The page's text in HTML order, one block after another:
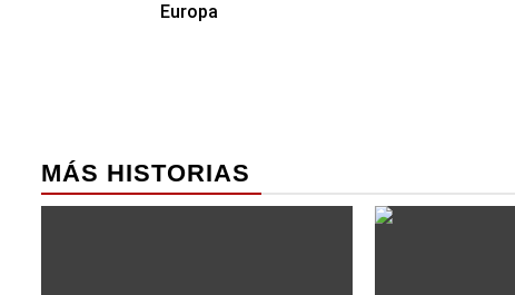
Europa
MÁS HISTORIAS